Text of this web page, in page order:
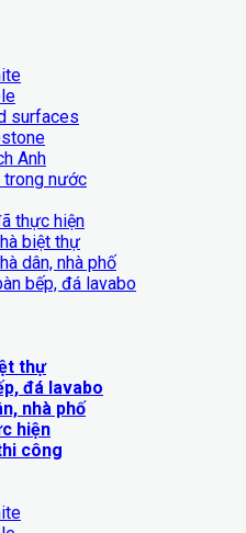
surfaces
Anh
trong nước
thực hiện
biệt thự
dân, nhà phố
bếp, đá lavabo
thự
đá lavabo
nhà phố
hiện
công